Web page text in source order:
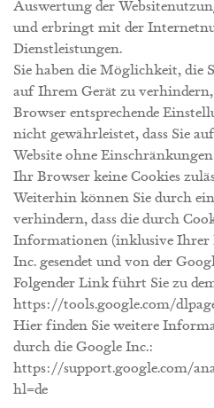
Auswertung der
und erbringt mit der
Dienstleistungen.
Sie haben die Möglichkeit, die
auf Ihrem Gerät zu
Browser entsprechende
nicht gewährleistet, dass Sie
Website ohne
Ihr Browser keine Cookies
Weiterhin können Sie durch
verhindern, dass die durch
Informationen (inklusive Ihrer
Inc. gesendet und von der
Folgender Link führt Sie zu
https://tools.google.com/
Hier finden Sie weitere
durch die Google Inc.:
https://support.google.com/
hl=de